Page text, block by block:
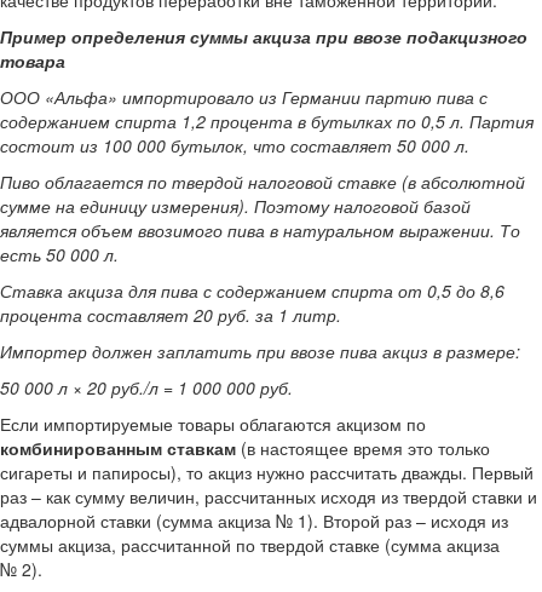
Пример определения суммы акциза при ввозе подакцизного
товара
ООО «Альфа» импортировало из Германии партию пива с
содержанием спирта 1,2 процента в бутылках по 0,5 л. Партия
состоит из 100 000 бутылок, что составляет 50 000 л.
Пиво облагается по твердой налоговой ставке (в абсолютной
сумме на единицу измерения). Поэтому налоговой базой
является объем ввозимого пива в натуральном выражении. То
есть 50 000 л.
Ставка акциза для пива с содержанием спирта от 0,5 до 8,6
процента составляет 20 руб. за 1 литр.
Импортер должен заплатить при ввозе пива акциз в размере:
50 000 л × 20 руб./л = 1 000 000 руб.
Если импортируемые товары облагаются акцизом по
комбинированным ставкам (в настоящее время это только
сигареты и папиросы), то акциз нужно рассчитать дважды. Первый
раз – как сумму величин, рассчитанных исходя из твердой ставки и
адвалорной ставки (сумма акциза № 1). Второй раз – исходя из
суммы акциза, рассчитанной по твердой ставке (сумма акциза
№ 2).